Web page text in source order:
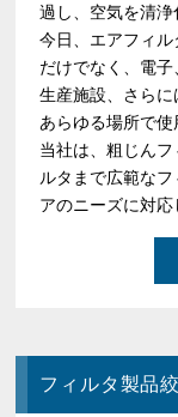
過し、空気を清浄
今日、エアフィ
だけでなく、電
生産施設、さら
あらゆる場所で使
当社は、粗じん
ルタまで広範な
アのニーズに対応
フィルタ製品